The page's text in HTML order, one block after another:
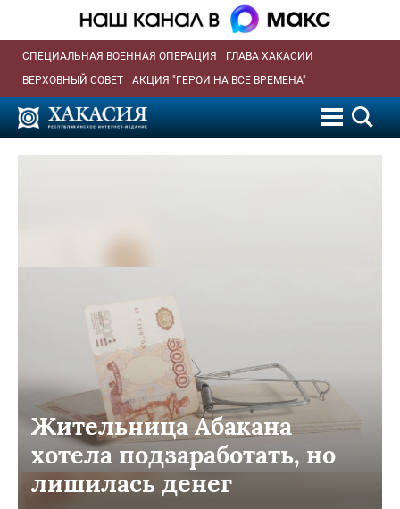
СПЕЦИАЛЬНАЯ ВОЕННАЯ ОПЕРАЦИЯ
ГЛАВА ХАКАСИИ
ВЕРХОВНЫЙ СОВЕТ
АКЦИЯ "ГЕРОИ НА ВСЕ ВРЕМЕНА"
Жительница Абакана
хотела подзаработать, но
лишилась денег